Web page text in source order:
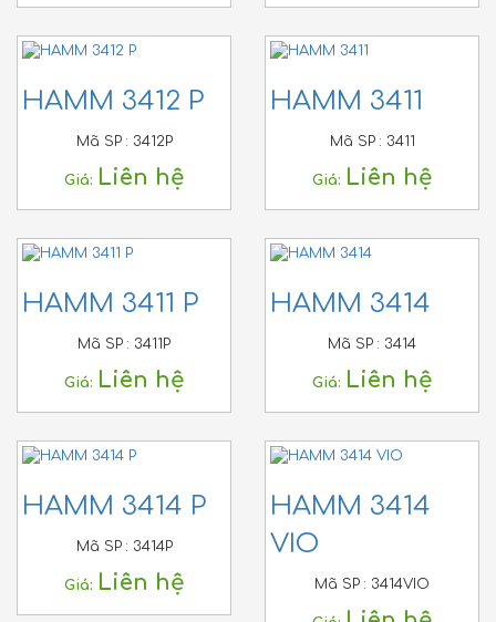
HAMM 3412 P
Mã SP : 3412P
Giá: Liên hệ
HAMM 3411
Mã SP : 3411
Giá: Liên hệ
HAMM 3411 P
Mã SP : 3411P
Giá: Liên hệ
HAMM 3414
Mã SP : 3414
Giá: Liên hệ
HAMM 3414 P
Mã SP : 3414P
Giá: Liên hệ
HAMM 3414
VIO
Mã SP : 3414VIO